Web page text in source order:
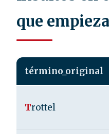
que
término_original
Trottel